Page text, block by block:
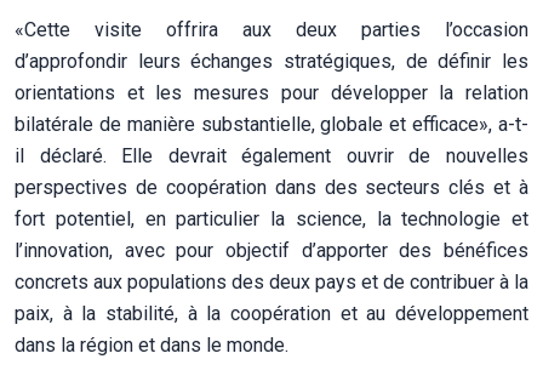
«Cette visite offrira aux deux parties l’occasion
d’approfondir leurs échanges stratégiques, de définir les
orientations et les mesures pour développer la relation
bilatérale de manière substantielle, globale et efficace», a-t-
il déclaré. Elle devrait également ouvrir de nouvelles
perspectives de coopération dans des secteurs clés et à
fort potentiel, en particulier la science, la technologie et
l’innovation, avec pour objectif d’apporter des bénéfices
concrets aux populations des deux pays et de contribuer à la
paix, à la stabilité, à la coopération et au développement
dans la région et dans le monde.